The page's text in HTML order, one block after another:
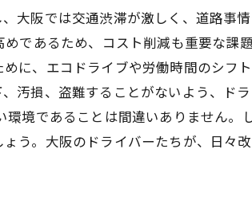
大阪では交通渋滞が激しく、道路事
であるため、コスト削減も重要な
に、エコドライブや労働時間のシフ
汚損、盗難することがないよう、ド
境であることは間違いありません
う。大阪のドライバーたちが、日々